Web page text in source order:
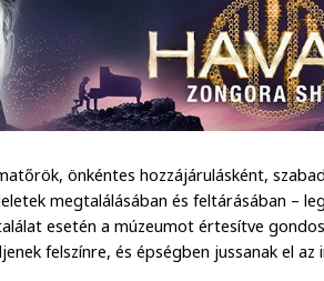
önkéntes hozzájárulásként,
megtalálásában és feltárásában –
esetén a múzeumot értesítve
felszínre, és épségben jussanak el az